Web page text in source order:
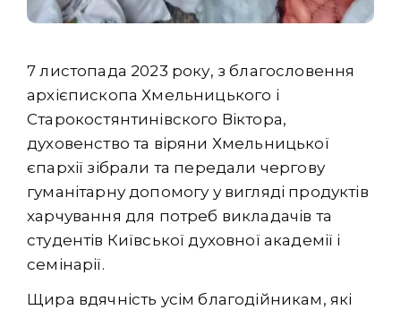
7 листопада 2023 року, з благословення
архієпископа Хмельницького і
Старокостянтинівского Віктора,
духовенство та віряни Хмельницької
єпархії зібрали та передали чергову
гуманітарну допомогу у вигляді продуктів
харчування для потреб викладачів та
студентів Київської духовної академії і
семінарії.
Щира вдячність усім благодійникам, які